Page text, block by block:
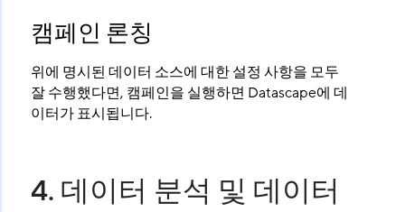
캠페인 론칭
위에 명시된 데이터 소스에 대한 설정 사항을 모두
잘 수행했다면, 캠페인을 실행하면 Datascape에 데
이터가 표시됩니다.
4. 데이터 분석 및 데이터